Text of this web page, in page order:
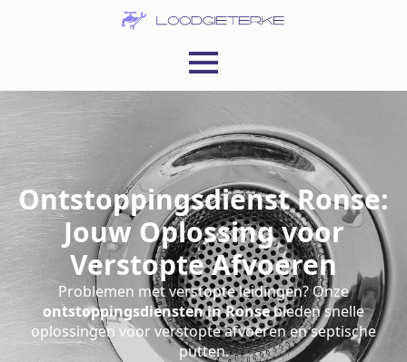
Ontstoppingsdienst Ronse:
Jouw Oplossing voor
Verstopte Afvoeren
Problemen met verstopte leidingen? Onze
ontstoppingsdiensten in Ronsebieden snelle
oplossingen voor verstopte afvoeren en septische
putten.